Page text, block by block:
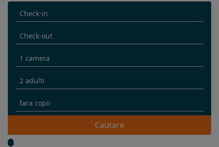
Cautare